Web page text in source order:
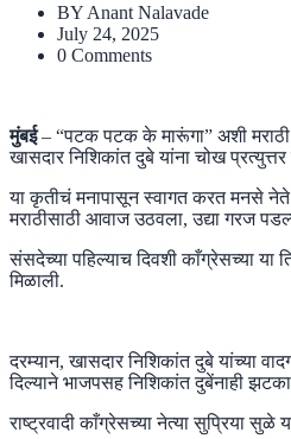
BY Anant Nalavade
July 24, 2025
0 Comments
मुंबई– “पटक पटक के मारूंगा” अशी मराठी
खासदार निशिकांत दुबे यांना चोख
या कृतीचं मनापासून स्वागत करत मनसे नेते
मराठीसाठी आवाज उठवला, उद्या गरज
संसदेच्या पहिल्याच दिवशी काँग्रेसच्या
मिळाली.
दरम्यान, खासदार निशिकांत दुबे यांच्या
दिल्याने भाजपसह निशिकांत दुबेंनाही
राष्ट्रवादी काँग्रेसच्या नेत्या सुप्रिया सुळे